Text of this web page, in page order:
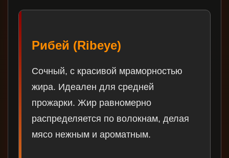
Рибей (Ribeye)
Сочный, с красивой мраморностью
жира. Идеален для средней
прожарки. Жир равномерно
распределяется по волокнам, делая
мясо нежным и ароматным.